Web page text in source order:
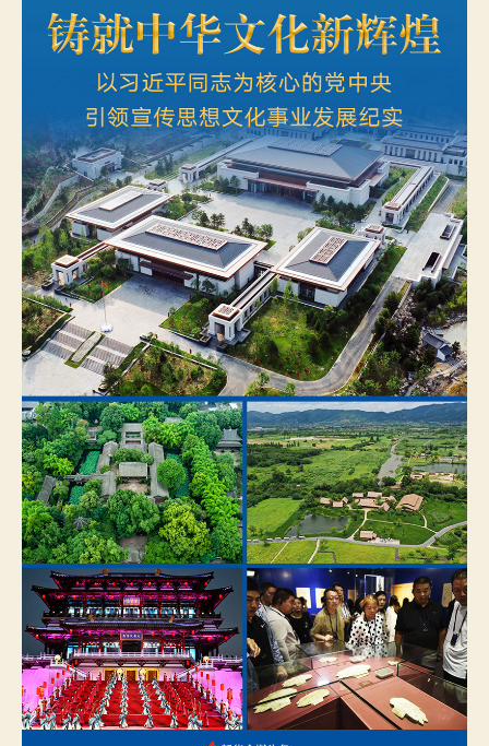
化
新
辉
煌
——
以
习
近
平
同
志
为
核
心
的
党
中
央
引
领
宣
查
包
養
網
站
传
思
想
文
化